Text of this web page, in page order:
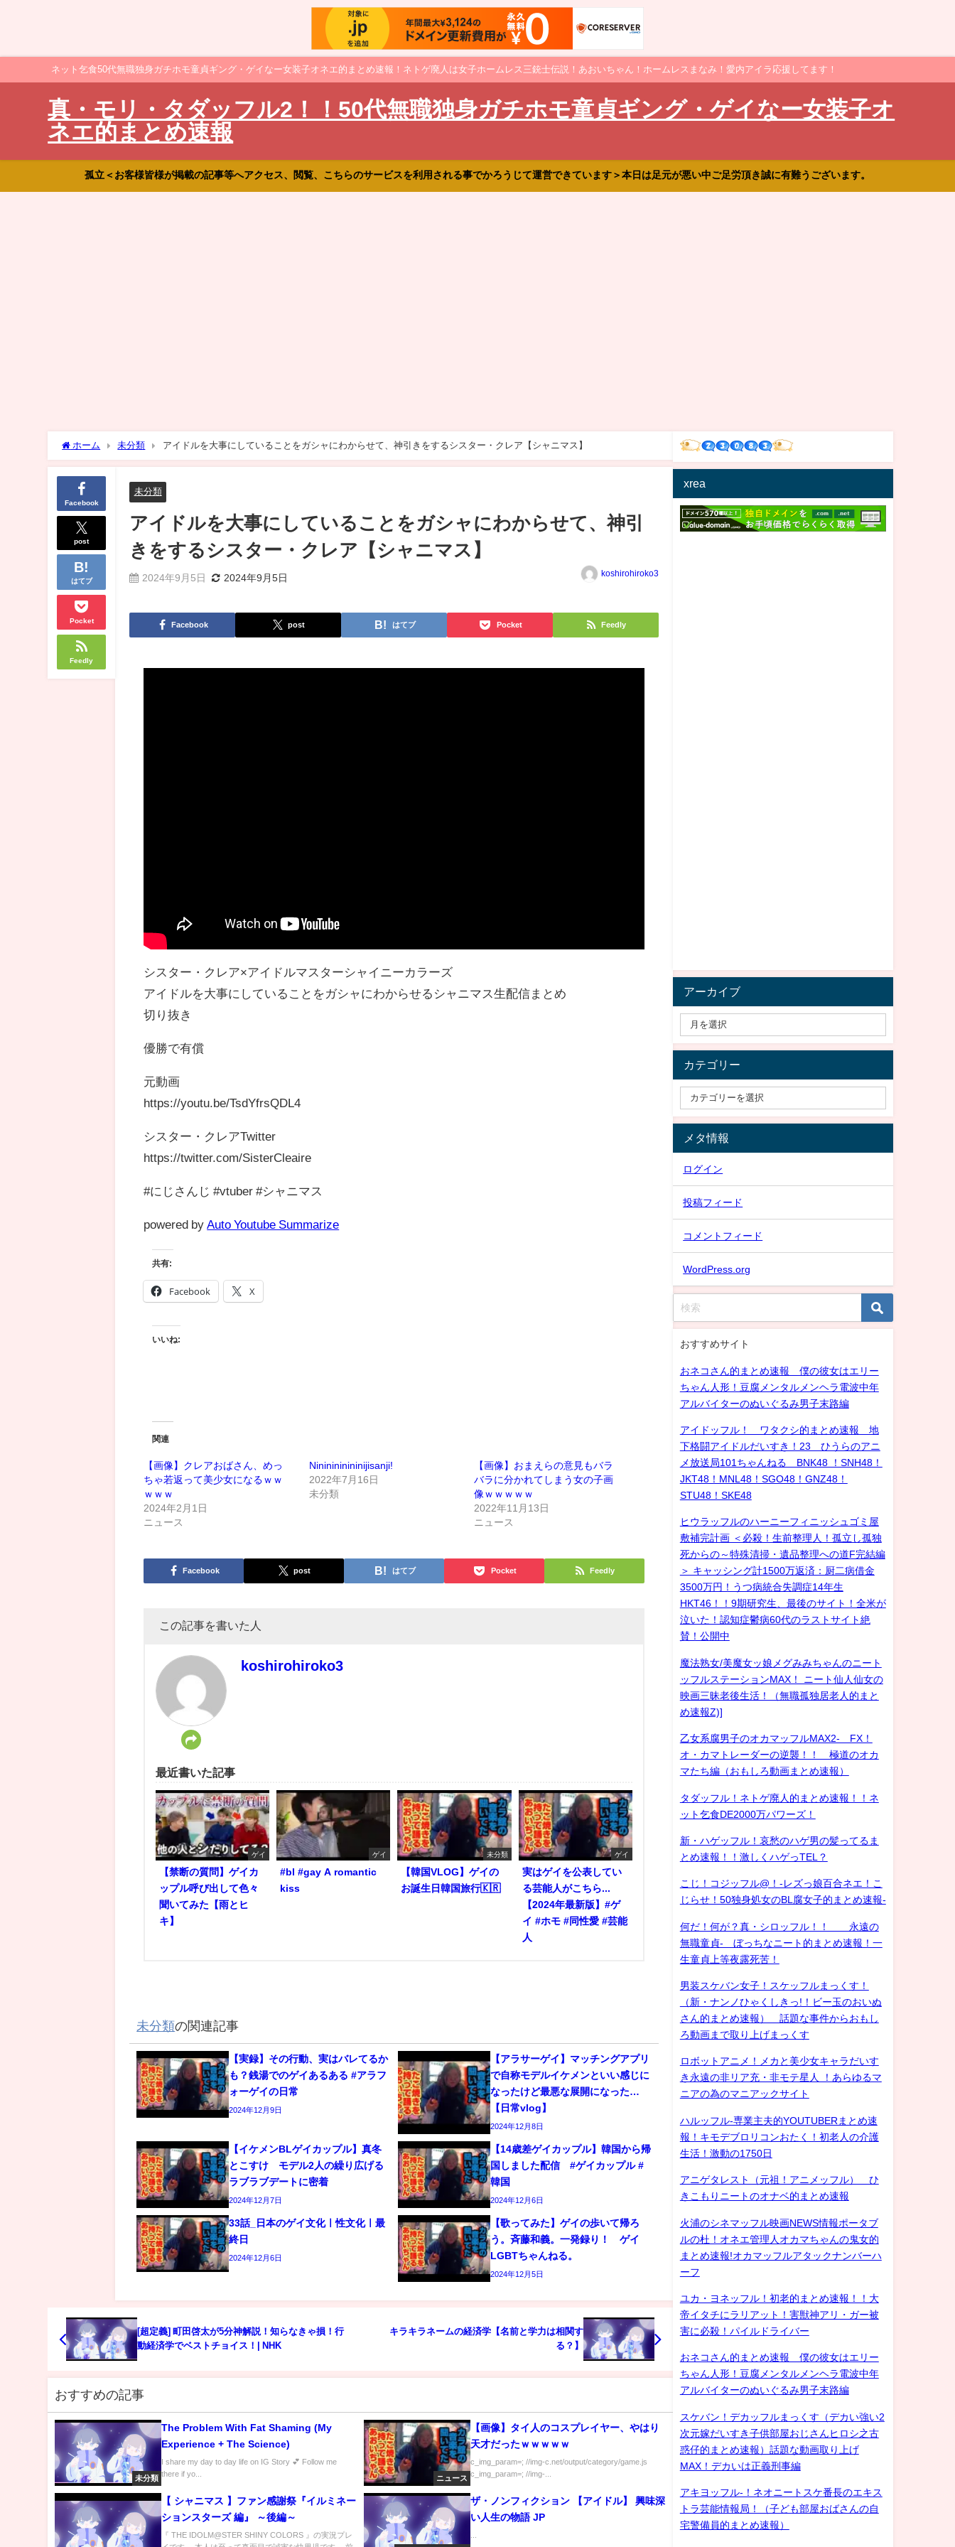
ネット乞食50代無職独身ガチホモ童貞ギング・ゲイなー女装子オネエ的まとめ速報！ネトゲ廃人は女子ホームレス三銃士伝説！あおいちゃん！ホームレスまなみ！愛内アイラ応援してます！
真・モリ・タダッフル2！！50代無職独身ガチホモ童貞ギング・ゲイなー女装子オ
ネエ的まとめ速報
孤立＜お客様皆様が掲載の記事等へアクセス、閲覧、こちらのサービスを利用される事でかろうじて運営できています＞本日は足元が悪い中ご足労頂き誠に有難うございます。
ホーム 未分類 アイドルを大事にしていることをガシャにわからせて、神引きをするシスター・クレア【シャニマス】
Facebook
post
はてブ
Pocket
Feedly
未分類
アイドルを大事にしていることをガシャにわからせて、神引
きをするシスター・クレア【シャニマス】
2024年9月5日 2024年9月5日 koshirohiroko3
Facebook post はてブ Pocket Feedly
シスター・クレア×アイドルマスターシャイニーカラーズ
アイドルを大事にしていることをガシャにわからせるシャニマス生配信まとめ
切り抜き
優勝で有償
元動画
https://youtu.be/TsdYfrsQDL4
シスター・クレアTwitter
https://twitter.com/SisterCleaire
#にじさんじ #vtuber #シャニマス
powered by Auto Youtube Summarize
共有:
Facebook X
いいね:
関連
【画像】クレアおばさん、めっ
ちゃ若返って美少女になるｗｗ
ｗｗｗ
2024年2月1日
ニュース
Nininininininijisanji!
2022年7月16日
未分類
【画像】おまえらの意見もバラ
バラに分かれてしまう女の子画
像ｗｗｗｗｗ
2022年11月13日
ニュース
Facebook post はてブ Pocket Feedly
この記事を書いた人
koshirohiroko3
最近書いた記事
ゲイ
【禁断の質問】ゲイカ
ップル呼び出して色々
聞いてみた【雨とヒ
キ】
ゲイ
#bl #gay A romantic
kiss
未分類
【韓国VLOG】ゲイの
お誕生日韓国旅行🇰🇷
ゲイ
実はゲイを公表してい
る芸能人がこちら...
【2024年最新版】#ゲ
イ #ホモ #同性愛 #芸能
人
未分類の関連記事
【実録】その行動、実はバレてるか
も？銭湯でのゲイあるある #アラフ
ォーゲイの日常
2024年12月9日
【アラサーゲイ】マッチングアプリ
で自称モデルイケメンといい感じに
なったけど最悪な展開になった…
【日常vlog】
2024年12月8日
【イケメンBLゲイカップル】真冬
とこすけ モデル2人の繰り広げる
ラブラブデートに密着
2024年12月7日
【14歳差ゲイカップル】韓国から帰
国しました配信 #ゲイカップル #
韓国
2024年12月6日
33話_日本のゲイ文化ㅣ性文化ㅣ最
終日
2024年12月6日
【歌ってみた】ゲイの歩いて帰ろ
う。斉藤和義。一発録り！ ゲイ
LGBTちゃんねる。
2024年12月5日
[超定義] 町田啓太が5分神解説！知らなきゃ損！行
動経済学でベストチョイス！| NHK
キラキラネームの経済学【名前と学力は相関す
る？】
おすすめの記事
未分類
The Problem With Fat Shaming (My
Experience + The Science)
I share my day to day life on IG Story 💕 Follow me
there if yo...
ニュース
【画像】タイ人のコスプレイヤー、やはり
天才だったｗｗｗｗｗ
c_img_param=; //img-c.net/output/category/game.js
c_img_param=; //img-...
【 シャニマス 】ファン感謝祭『イルミネー
ションスターズ 編』 ～後編～
『 THE IDOLM@STER SHINY COLORS 』の実況プレ
ザ・ノンフィクション 【アイドル】 興味深
い人生の物語 JP
xrea
アーカイブ
カテゴリー
メタ情報
ログイン
投稿フィード
コメントフィード
WordPress.org
おすすめサイト
おネコさん的まとめ速報 僕の彼女はエリー
ちゃん人形！豆腐メンタルメンヘラ電波中年
アルバイターのぬいぐるみ男子末路編
アイドッフル！ ワタクシ的まとめ速報 地
下格闘アイドルだいすき！23 ひうらのアニ
メ放送局101ちゃんねる BNK48 ！SNH48！
JKT48！MNL48！SGO48！GNZ48！
STU48！SKE48
ヒウラッフルのハーニーフィニッシュゴミ屋
敷補完計画 ＜必殺！生前整理人！孤立し孤独
死からの～特殊清掃・遺品整理への道F完結編
＞ キャッシング計1500万返済：厨二病借金
3500万円！うつ病統合失調症14年生
HKT46！！9期研究生、最後のサイト！全米が
泣いた！認知症鬱病60代のラストサイト絶
賛！公開中
魔法熟女/美魔女ッ娘メグみみちゃんのニート
ッフルステーションMAX！ ニート仙人仙女の
映画三昧老後生活！（無職孤独居老人的まと
め速報Z)]
乙女系腐男子のオカマッフルMAX2- FX！
オ・カマトレーダーの逆襲！！ 極道のオカ
マたち編（おもしろ動画まとめ速報）
タダッフル！ネトゲ廃人的まとめ速報！！ネ
ット乞食DE2000万パワーズ！
新・ハゲッフル！哀愁のハゲ男の髪ってるま
とめ速報！！激しくハゲっTEL？
こじ！コジッフル@！-レズっ娘百合ネエ！こ
じらせ！50独身処女のBL腐女子的まとめ速報-
何だ！何が？真・シロッフル！！ 永遠の
無職童貞- ぼっちなニート的まとめ速報！一
生童貞上等夜露死苦！
男装スケバン女子！スケッフルまっくす！
（新・ナンノひゃくしきっ!！ビー玉のおいぬ
さん的まとめ速報） 話題な事件からおもし
ろ動画まで取り上げまっくす
ロボットアニメ！メカと美少女キャラだいす
き永遠の非リア充・非モテ星人 ！あらゆるマ
ニアの為のマニアックサイト
ハルッフル-専業主夫的YOUTUBERまとめ速
報！キモデブロリコンおたく！初老人の介護
生活！激動の1750日
アニゲタレスト（元祖！アニメッフル） ひ
きこもりニートのオナベ的まとめ速報
火浦のシネマッフル映画NEWS情報ポータブ
ルの杜！オネエ管理人オカマちゃんの鬼女的
まとめ速報!オカマッフルアタックナンバーハ
ーフ
ユカ・ヨネッフル！初老的まとめ速報！！大
帝イタチにラリアット！害獣神アリ・ガー被
害に必殺！パイルドライバー
おネコさん的まとめ速報 僕の彼女はエリー
ちゃん人形！豆腐メンタルメンヘラ電波中年
アルバイターのぬいぐるみ男子末路編
スケバン！デカッフルまっくす（デカい強い2
次元嫁だいすき子供部屋おじさんヒロシ之古
惑仔的まとめ速報）話題な動画取り上げ
MAX！デカいは正義刑事編
アキヨッフル-！ネオニートスケ番長のエキス
トラ芸能情報局！（子ども部屋おばさんの自
宅警備員的まとめ速報）